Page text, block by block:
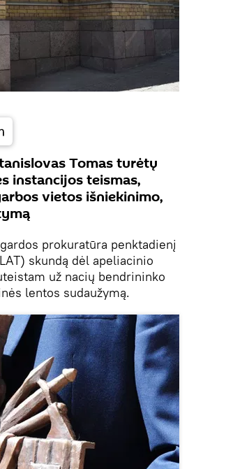
Tomas turėtų
instancijos teismas,
vietos išniekinimo,
prokuratūra penktadienį
skundą dėl apeliacinio
už nacių bendrininko
lentos sudaužymą.